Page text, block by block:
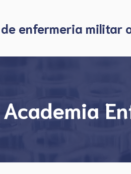
enfermeria militar
Academia